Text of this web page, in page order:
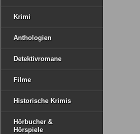
Krimi
Anthologien
Detektivromane
Filme
Historische Krimis
Hörbucher &
Hörspiele